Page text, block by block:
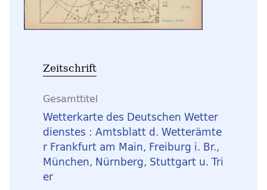
Zeitschrift
Gesamttitel
Wetterkarte des Deutschen Wetter
dienstes : Amtsblatt d. Wetterämte
r Frankfurt am Main, Freiburg i. Br.,
München, Nürnberg, Stuttgart u. Tri
er